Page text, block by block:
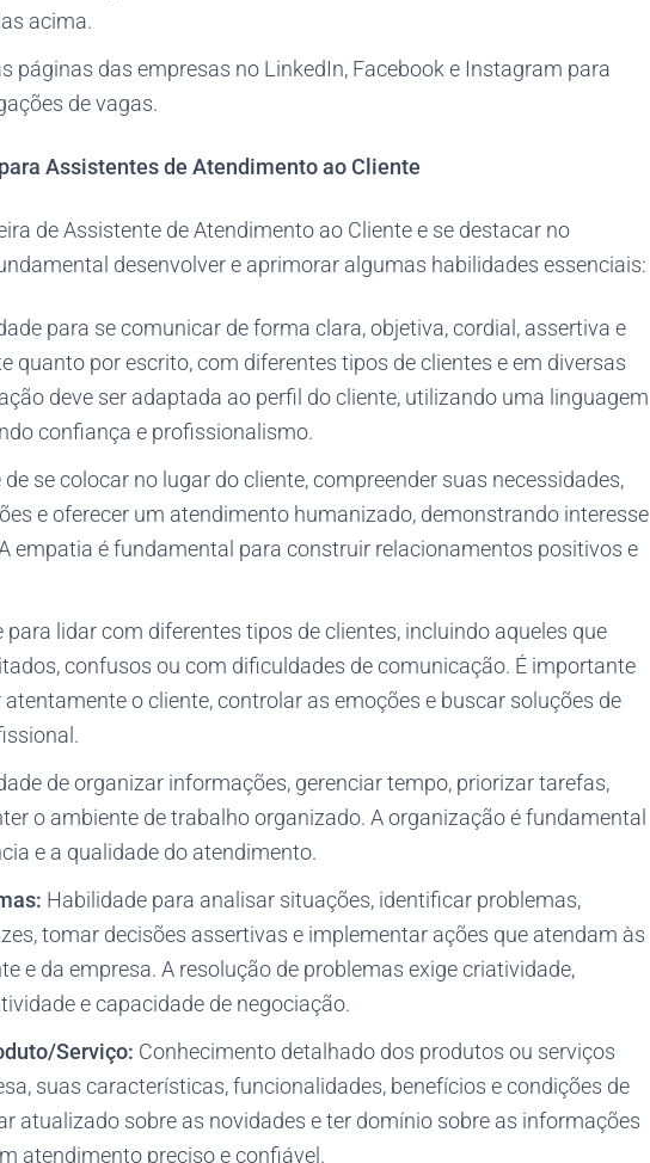
acima.
páginas das empresas no LinkedIn, Facebook e Instagram para
de vagas.
Assistentes de Atendimento ao Cliente
de Assistente de Atendimento ao Cliente e se destacar no
desenvolver e aprimorar algumas habilidades essenciais:
para se comunicar de forma clara, objetiva, cordial, assertiva e
quanto por escrito, com diferentes tipos de clientes e em diversas
deve ser adaptada ao perfil do cliente, utilizando uma linguagem
confiança e profissionalismo.
se colocar no lugar do cliente, compreender suas necessidades,
e oferecer um atendimento humanizado, demonstrando interesse
empatia é fundamental para construir relacionamentos positivos e
para lidar com diferentes tipos de clientes, incluindo aqueles que
confusos ou com dificuldades de comunicação. É importante
o cliente, controlar as emoções e buscar soluções de
de organizar informações, gerenciar tempo, priorizar tarefas,
o ambiente de trabalho organizado. A organização é fundamental
e a qualidade do atendimento.
Habilidade para analisar situações, identificar problemas,
tomar decisões assertivas e implementar ações que atendam às
e da empresa. A resolução de problemas exige criatividade,
e capacidade de negociação.
Serviço: Conhecimento detalhado dos produtos ou serviços
suas características, funcionalidades, benefícios e condições de
atualizado sobre as novidades e ter domínio sobre as informações
atendimento preciso e confiável.